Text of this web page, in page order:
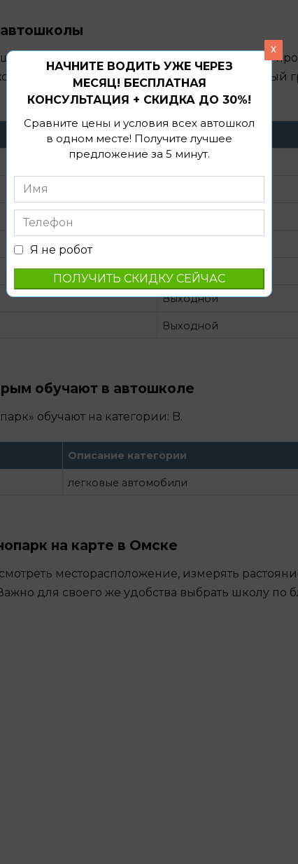
пн-пт 9:00–20:00. Сами заниятия могут
утром, днем, вечером, индивидуальный
Время
09:00-20:00
09:00-20:00
Выходной
Выходной
обучают в автошколе
обучают на категории: B.
Описание категории
легковые автомобили
на карте в Омске
месторасположение, измерять
для своего же удобства выбрать школу по
x
НАЧНИТЕ ВОДИТЬ УЖЕ ЧЕРЕЗ
МЕСЯЦ! БЕСПЛАТНАЯ
КОНСУЛЬТАЦИЯ + СКИДКА ДО 30%!
Сравните цены и условия всех автошкол
в одном месте! Получите лучшее
предложение за 5 минут.
Я не робот